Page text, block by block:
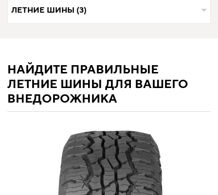
ЛЕТНИЕ ШИНЫ (3)
НАЙДИТЕ ПРАВИЛЬНЫЕ
ЛЕТНИЕ ШИНЫ ДЛЯ ВАШЕГО
ВНЕДОРОЖНИКА